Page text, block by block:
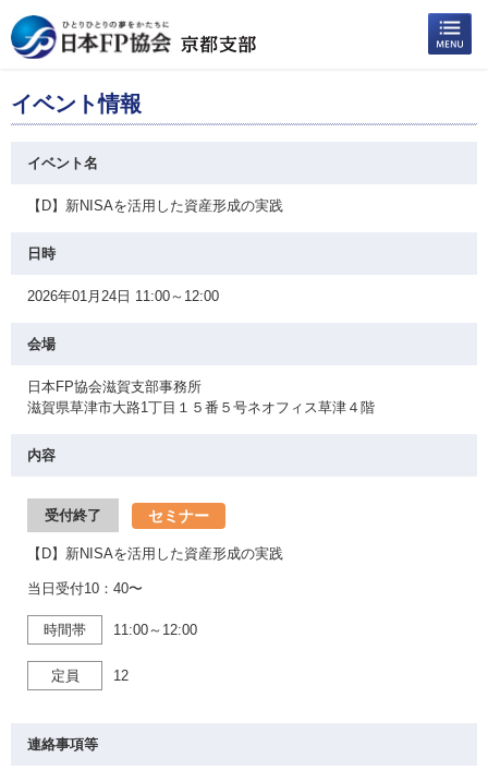
イベント情報
イベント名
【D】新NISAを活用した資産形成の実践
日時
2026年01月24日 11:00～12:00
会場
日本FP協会滋賀支部事務所
滋賀県草津市大路1丁目１５番５号ネオフィス草津４階
内容
受付終了 セミナー
【D】新NISAを活用した資産形成の実践
当日受付10：40〜
時間帯 11:00～12:00
定員 12
連絡事項等